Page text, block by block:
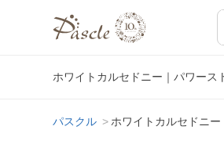
ホワイトカルセドニー｜パワース
パスクル ホワイトカルセドニー